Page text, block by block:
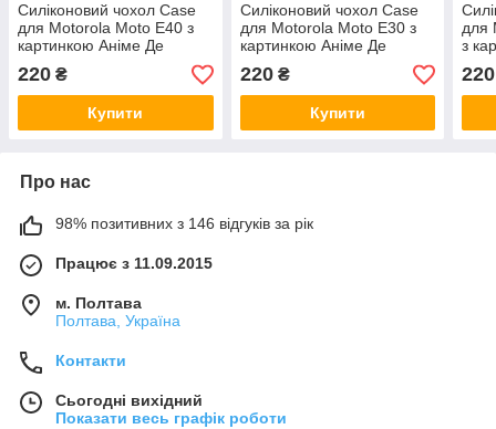
Силіконовий чохол Case
для Motorola Moto E40 з
картинкою Аніме Де
Луффі
220 ₴
Купити
Силіконовий чохол Case
для Motorola Moto E30 з
картинкою Аніме Де
Луффі
220₴
Купити
для
з
220
Про нас
98% позитивних з 146 відгуків за рік
Працює з 11.09.2015
м. Полтава
Полтава, Україна
Контакти
Сьогодні вихідний
Показати весь графік роботи